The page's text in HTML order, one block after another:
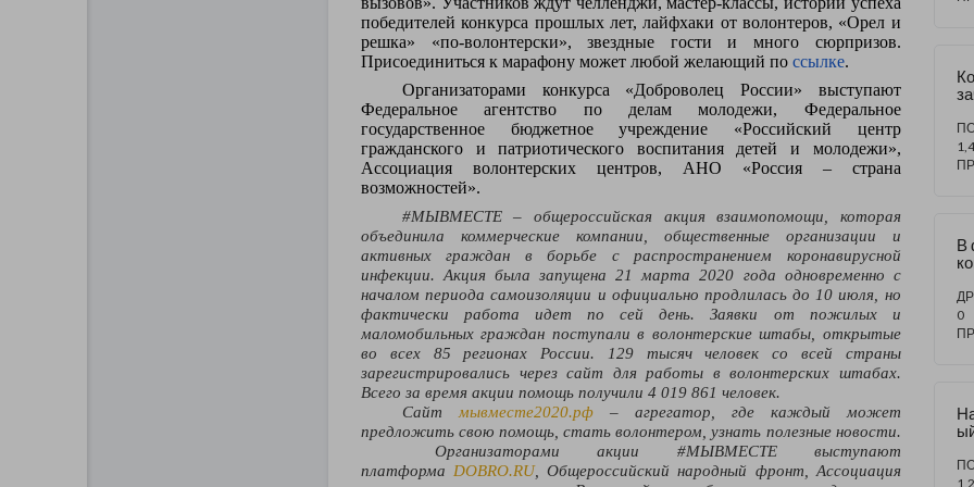
победителей конкурса прошлых лет, лайфхаки от волонтеров, «Орел и
решка» «по-волонтерски», звездные гости и много сюрпризов.
Присоединиться к марафону может любой желающий по ссылке.
Организаторами конкурса «Доброволец России» выступают
Федеральное агентство по делам молодежи, Федеральное
государственное бюджетное учреждение «Российский центр
гражданского и патриотического воспитания детей и молодежи»,
Ассоциация волонтерских центров, АНО «Россия – страна
возможностей».
#МЫВМЕСТЕ – общероссийская акция взаимопомощи, которая
объединила коммерческие компании, общественные организации и
активных граждан в борьбе с распространением коронавирусной
инфекции. Акция была запущена 21 марта 2020 года одновременно с
началом периода самоизоляции и официально продлилась до 10 июля, но
фактически работа идет по сей день. Заявки от пожилых и
маломобильных граждан поступали в волонтерские штабы, открытые
во всех 85 регионах России. 129 тысяч человек со всей страны
зарегистрировались через сайт для работы в волонтерских штабах.
Всего за время акции помощь получили 4 019 861 человек.
Сайт мывместе2020.рф– агрегатор, где каждый может
предложить свою помощь, стать волонтером, узнать полезные новости.
Организаторами акции #МЫВМЕСТЕ выступают
платформа DOBRO.RU, Общероссийский народный фронт, Ассоциация
В
ц
0